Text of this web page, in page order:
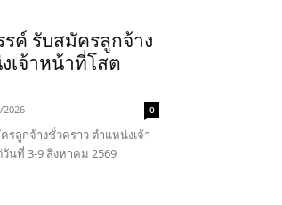
รค์ รับสมัครลูกจ้าง
เจ้าหน้าที่โสต
2026 0
รลูกจ้างชั่วคราว ตำแหน่งเจ้า
นที่ 3-9 สิงหาคม 2569